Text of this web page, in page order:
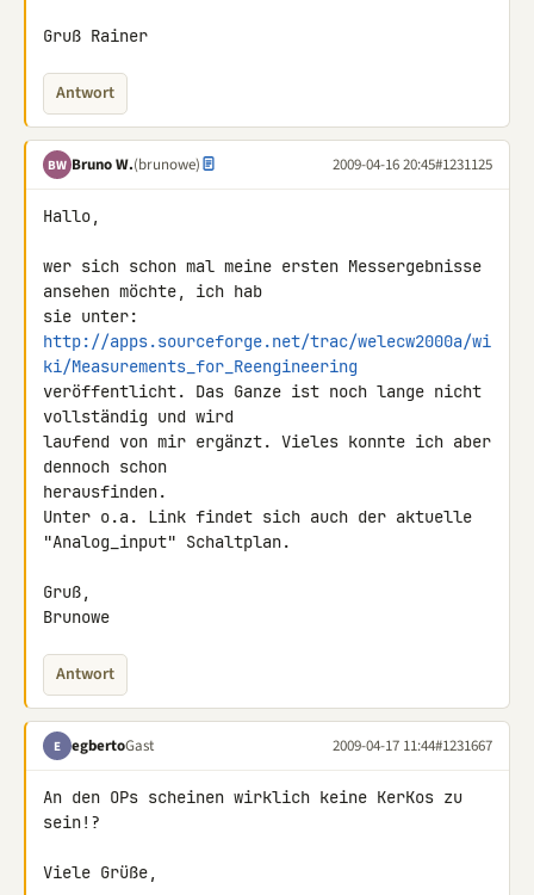
Gruß Rainer
Antwort
BW Bruno W.(brunowe) 2009-04-16 20:45#1231125
Hallo,
wer sich schon mal meine ersten Messergebnisse
ansehen möchte, ich hab
http://apps.sourceforge.net/trac/welecw2000a/wi
ki/Measurements_for_Reengineering
veröffentlicht. Das Ganze ist noch lange nicht
vollständig und wird
laufend von mir ergänzt. Vieles konnte ich aber
dennoch schon
herausfinden.
Unter o.a. Link findet sich auch der aktuelle
"Analog_input" Schaltplan.
Gruß,
Brunowe
Antwort
E egbertoGast 2009-04-17 11:44#1231667
An den OPs scheinen wirklich keine KerKos zu
sein!?
Viele Grüße,